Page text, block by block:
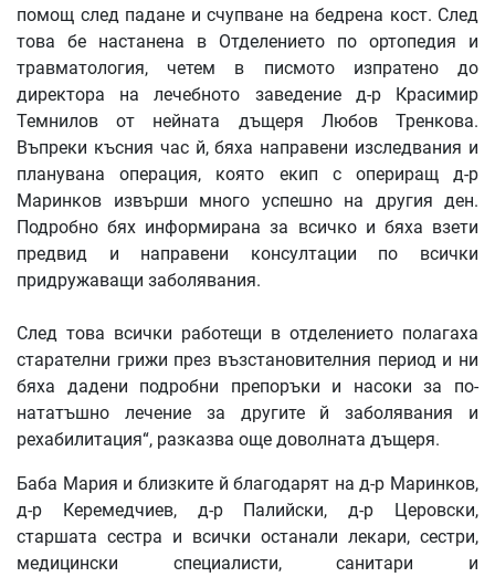
помощ след падане и счупване на бедрена кост. След
това бе настанена в Отделението по ортопедия и
травматология, четем в писмото изпратено до
директора на лечебното заведение д-р Красимир
Темнилов от нейната дъщеря Любов Тренкова.
Въпреки късния час й, бяха направени изследвания и
планувана операция, която екип с опериращ д-р
Маринков извърши много успешно на другия ден.
Подробно бях информирана за всичко и бяха взети
предвид и направени консултации по всички
придружаващи заболявания.
След това всички работещи в отделението полагаха
старателни грижи през възстановителния период и ни
бяха дадени подробни препоръки и насоки за по-
нататъшно лечение за другите й заболявания и
рехабилитация“, разказва още доволната дъщеря.
Баба Мария и близките й благодарят на д-р Маринков,
д-р Керемедчиев, д-р Палийски, д-р Церовски,
старшата сестра и всички останали лекари, сестри,
медицински специалисти, санитари и